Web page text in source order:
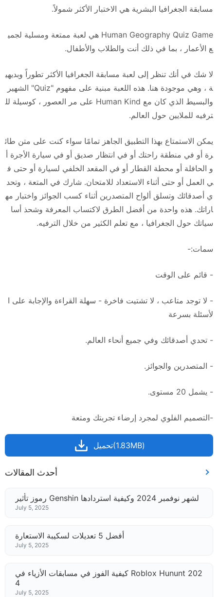
مسابقة الجغرافيا البشرية هي الاختبار الأكثر شمولاً.
Human Geography Quiz Game هي لعبة ممتعة ومسلية لجمي
ع الأعمار ، بما في ذلك أنت والطلاب والأطفال.
لا شك في أنك تنظر إلى لعبة مسابقة الجغرافيا الأكثر تطوراً وبديهي
ة ، وهي موجودة هنا. هذه اللعبة مبنية على مفهوم "Quiz" الشهير
والبسيط الذي كان مع Human Kind على مر العصور ، كوسيلة لل
ترفيه للملايين حول العالم.
يمكن الاستمتاع بهذا التطبيق الجاهز تمامًا سواء كنت على متن طائ
رة أو في منطقة راحتك أو في انتظار صديق أو في سيارة الأجرة أ
و الحافلة أو محطة القطار أو في المقعد الخلفي لسيارة أو حتى ف
ي العمل أو حتى أثناء الاستعداد للامتحان. شارك في المتعة ، وتحد
ي أصدقائك وتسلق ألواح المتصدرين أثناء كسب الجوائز واختبار مه
اراتك. هذه واحدة من أفضل الطرق لاكتساب المعرفة وشحذ أسا
سياتك حول الجغرافيا ، مع تعلم الكثير من خلال الترفيه.
سمات:-
- قائم على الوقت
- لا توجد متاعب ، لا تشتيت فاخرة - سهلة القراءة والإجابة على ا
لأسئلة بسرعة
- تحدي أصدقائك وفي جميع أنحاء العالم.
- المتصدرين والجوائز.
- يشمل 20 مستوى.
-التصميم الفلوي لمجرد إرضاء تجربتك ومتعة
تحميل(1.83MB)
أحدث المقالات
رموز تأثير Genshin لشهر نوفمبر 2024 وكيفية استردادها
July 5, 2025
أفضل 5 تعديلات لسكيبة الاستعارة
July 5, 2025
كيفية الفوز في مسابقات الأزياء في Roblox Hununt 202
4
July 5, 2025